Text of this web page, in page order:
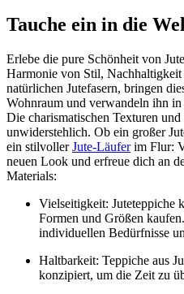
Tauche ein in die
Erlebe die pure Schönheit von
Harmonie von Stil,
natürlichen Jutefasern, bringen
Wohnraum und verwandeln ihn
Die charismatischen Texturen
unwiderstehlich. Ob ein großer
ein stilvollerJute-Läuferim Flur:
neuen Look und erfreue dich an
Materials:
Vielseitigkeit: Juteteppiche
Formen und Größen
individuellen Bedürfnisse
Haltbarkeit: Teppiche aus
konzipiert, um die Zeit zu